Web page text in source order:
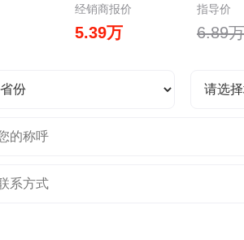
经销商报价 指导价
5.39万 6.89万